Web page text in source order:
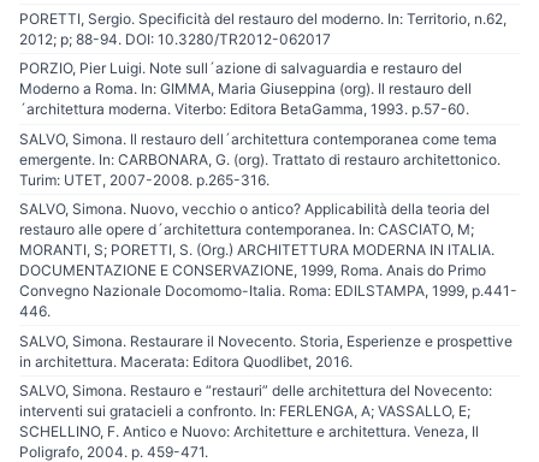
PORETTI, Sergio. Specificità del restauro del moderno. In: Territorio, n.62,
2012; p; 88-94. DOI: 10.3280/TR2012-062017
PORZIO, Pier Luigi. Note sull´azione di salvaguardia e restauro del
Moderno a Roma. In: GIMMA, Maria Giuseppina (org). Il restauro dell
´architettura moderna. Viterbo: Editora BetaGamma, 1993. p.57-60.
SALVO, Simona. Il restauro dell´architettura contemporanea come tema
emergente. In: CARBONARA, G. (org). Trattato di restauro architettonico.
Turim: UTET, 2007-2008. p.265-316.
SALVO, Simona. Nuovo, vecchio o antico? Applicabilità della teoria del
restauro alle opere d´architettura contemporanea. In: CASCIATO, M;
MORANTI, S; PORETTI, S. (Org.) ARCHITETTURA MODERNA IN ITALIA.
DOCUMENTAZIONE E CONSERVAZIONE, 1999, Roma. Anais do Primo
Convegno Nazionale Docomomo-Italia. Roma: EDILSTAMPA, 1999, p.441-
446.
SALVO, Simona. Restaurare il Novecento. Storia, Esperienze e prospettive
in architettura. Macerata: Editora Quodlibet, 2016.
SALVO, Simona. Restauro e “restauri” delle architettura del Novecento:
interventi sui gratacieli a confronto. In: FERLENGA, A; VASSALLO, E;
SCHELLINO, F. Antico e Nuovo: Architetture e architettura. Veneza, Il
Poligrafo, 2004. p. 459-471.